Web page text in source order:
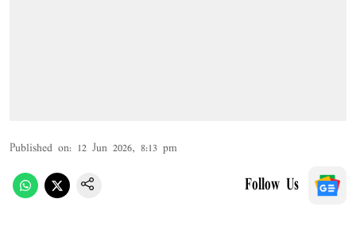
Published on: 12 Jun 2026, 8:13 pm
Follow Us